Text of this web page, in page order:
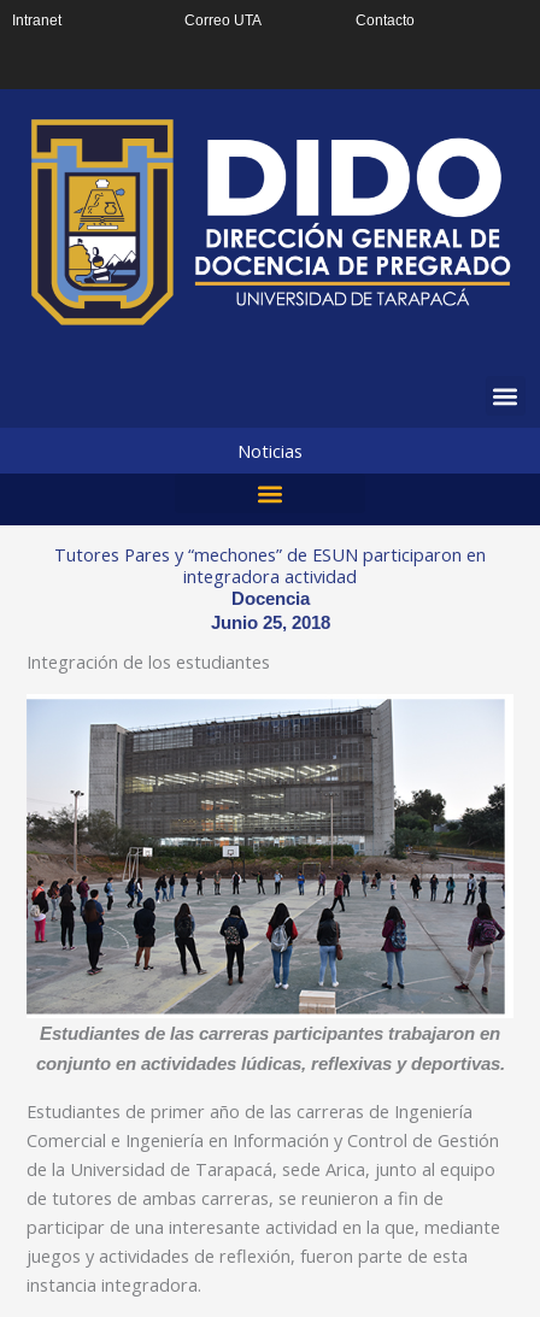
Intranet Correo UTA Contacto
Noticias
Tutores Pares y “mechones” de ESUN participaron en
integradora actividad
Docencia
Junio 25, 2018
Integración de los estudiantes
Estudiantes de las carreras participantes trabajaron en
conjunto en actividades lúdicas, reflexivas y deportivas.
Estudiantes de primer año de las carreras de Ingeniería
Comercial e Ingeniería en Información y Control de Gestión
de la Universidad de Tarapacá, sede Arica, junto al equipo
de tutores de ambas carreras, se reunieron a fin de
participar de una interesante actividad en la que, mediante
juegos y actividades de reflexión, fueron parte de esta
instancia integradora.